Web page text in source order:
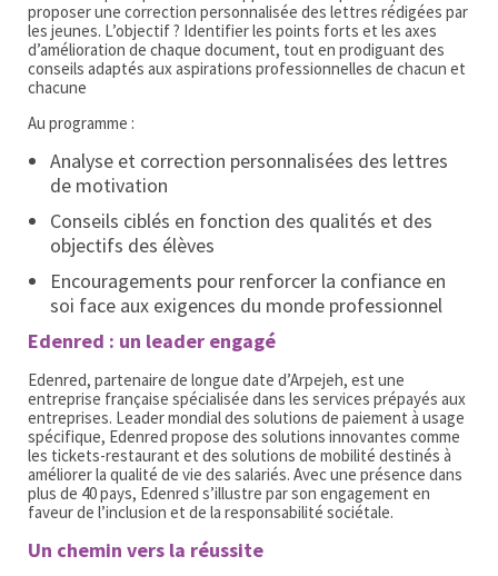
proposer une correction personnalisée des lettres rédigées par
les jeunes. L’objectif ? Identifier les points forts et les axes
d’amélioration de chaque document, tout en prodiguant des
conseils adaptés aux aspirations professionnelles de chacun et
chacune
Au programme :
Analyse et correction personnalisées des lettres
de motivation
Conseils ciblés en fonction des qualités et des
objectifs des élèves
Encouragements pour renforcer la confiance en
soi face aux exigences du monde professionnel
Edenred : un leader engagé
Edenred, partenaire de longue date d’Arpejeh, est une
entreprise française spécialisée dans les services prépayés aux
entreprises. Leader mondial des solutions de paiement à usage
spécifique, Edenred propose des solutions innovantes comme
les tickets-restaurant et des solutions de mobilité destinés à
améliorer la qualité de vie des salariés. Avec une présence dans
plus de 40 pays, Edenred s’illustre par son engagement en
faveur de l’inclusion et de la responsabilité sociétale.
Un chemin vers la réussite